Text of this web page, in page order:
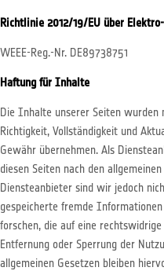
Richtlinie 2012/19/EU über
WEEE-Reg.-Nr. DE89738751
Haftung für Inhalte
Die Inhalte unserer Seiten
Richtigkeit, Vollständigkeit und
Gewähr übernehmen. Als
diesen Seiten nach den
Diensteanbieter sind wir jedoch
gespeicherte fremde
forschen, die auf eine
Entfernung oder Sperrung der
allgemeinen Gesetzen bleiben